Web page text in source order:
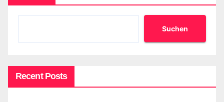
Suchen
Recent Posts